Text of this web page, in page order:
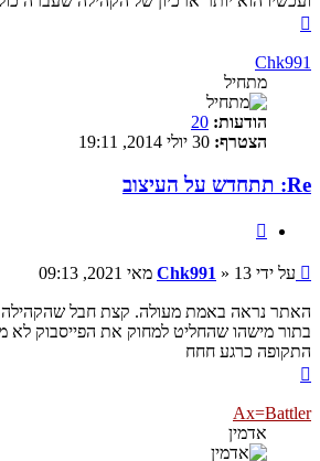
Chk991
מתחיל
הודעות: 20
הצטרף:
Re: תתחדש על העיצוב
שליחה
על ידי Chk991 » 13 מאי 2021, 09:13
האתר נראה באמת מעולה. קצת חבל שהקהילה
בתור מישהו שהחליט למחוק את הפייסבוק לא
התקופה כרגע חחח
Ax=Battler
אדמין